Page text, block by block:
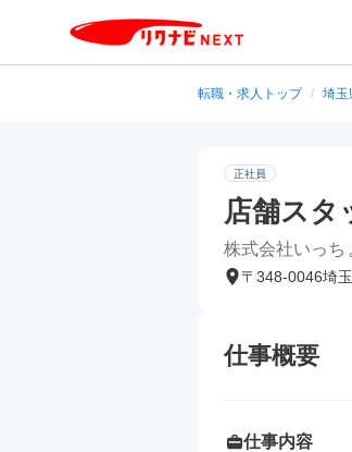
転職・求人トップ / 埼玉
正社員
店舗スタ
株式会社いっち
〒348-0046埼
仕事概要
仕事内容